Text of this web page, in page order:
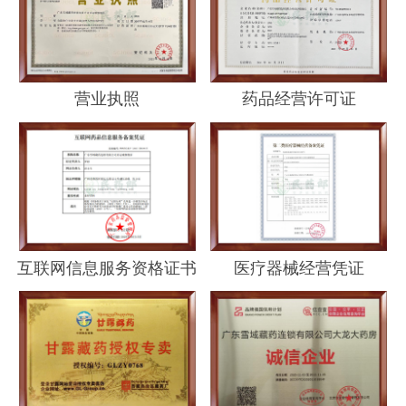
营业执照 药品经营许可证
互联网信息服务资格证书 医疗器械经营凭证